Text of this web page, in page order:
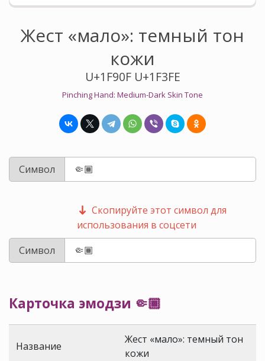
Жест «мало»: темный тон
кожи
U+1F90F U+1F3FE
Pinching Hand: Medium-Dark Skin Tone
Символ
Скопируйте этот символ для
использования в соцсети
Символ
Карточка эмодзи 🤏🏾
Название
Жест «мало»: темный тон
кожи